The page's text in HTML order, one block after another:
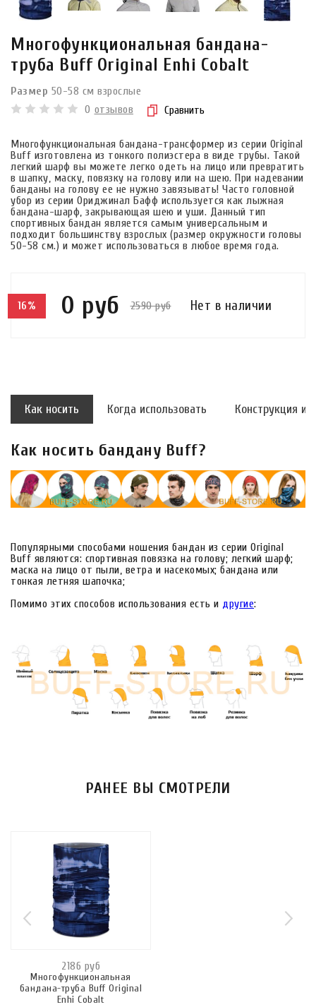
Многофункциональная бандана-
труба Buff Original Enhi Cobalt
Размер 50-58 см взрослые
0 отзывов Сравнить
Многофункциональная бандана-трансформер из серии Original
Buff изготовлена из тонкого полиэстера в виде трубы. Такой
легкий шарф вы можете легко одеть на лицо или превратить
в шапку, маску, повязку на голову или на шею. При надевании
банданы на голову ее не нужно завязывать! Часто головной
убор из серии Ориджинал Бафф используется как лыжная
бандана-шарф, закрывающая шею и уши. Данный тип
спортивных бандан является самым универсальным и
подходит большинству взрослых (размер окружности головы
50-58 см.) и может использоваться в любое время года.
16% 0 руб 2590 руб Нет в наличии
Как носить Когда использовать Конструкция и
Как носить бандану Buff?
Популярными способами ношения бандан из серии Original
Buff являются: спортивная повязка на голову; легкий шарф;
маска на лицо от пыли, ветра и насекомых; бандана или
тонкая летняя шапочка;
Помимо этих способов использования есть и другие:
РАНЕЕ ВЫ СМОТРЕЛИ
2186 руб
Многофункциональная
бандана-труба Buff Original
Enhi Cobalt